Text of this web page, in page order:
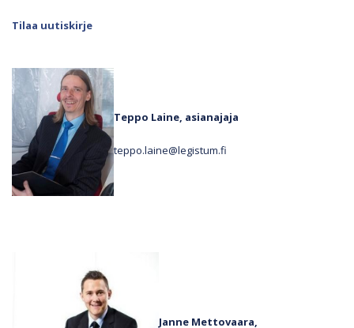
Tilaa uutiskirje
Teppo Laine, asianajaja
teppo.laine@legistum.fi
Janne Mettovaara,